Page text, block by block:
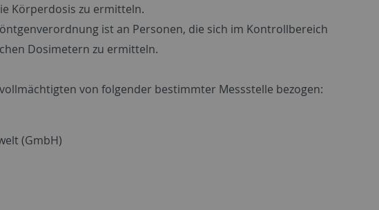
Körperdosis zu ermitteln.
ist an Personen, die sich im Kontrollbereich
Dosimetern zu ermitteln.
von folgender bestimmter Messstelle bezogen:
(GmbH)